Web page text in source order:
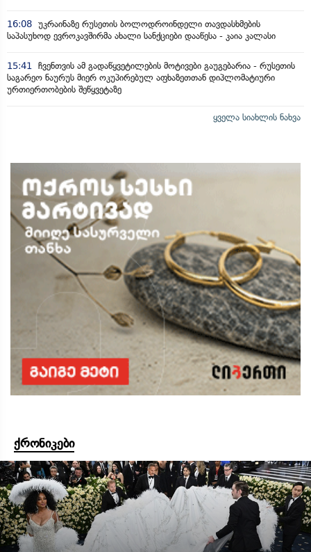
16:08 უკრაინაზე რუსეთის ბოლოდროინდელი თავდასხმების
საპასუხოდ ევროკავშირმა ახალი სანქციები დააწესა - კაია კალასი
15:41
ჩვენთვის ამ გადაწყვეტილების მოტივები გაუგებარია - რუსეთის
საგარეო ნაურუს მიერ ოკუპირებულ აფხაზეთთან დიპლომატიური
ურთიერთობების შეწყვეტაზე
ყველა სიახლის ნახვა
ქრონიკები